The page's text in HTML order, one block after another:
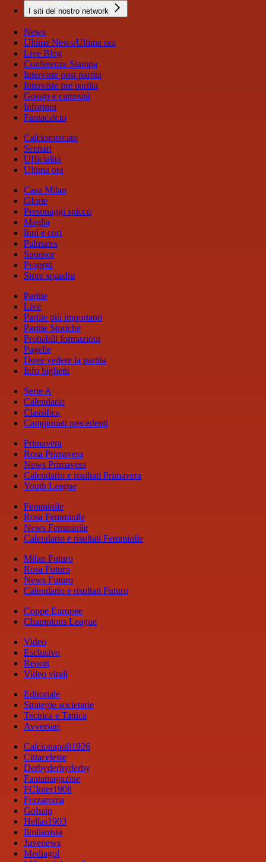
I siti del nostro network
News
Ultime News/Ultima ora
Live Blog
Conferenze Stampa
Interviste post partita
Interviste pre partita
Gossip e curiosità
Infortuni
Fantacalcio
Calciomercato
Scenari
Ufficialità
Ultima ora
Casa Milan
Glorie
Personaggi spicco
Maglia
Inni e cori
Palmares
Sponsor
Progetti
Store squadra
Partite
Live
Partite più importanti
Partite Storiche
Probabili formazioni
Pagelle
Dove vedere la partita
Info biglietti
Serie A
Calendario
Classifica
Campionati precedenti
Primavera
Rosa Primavera
News Primavera
Calendario e risultati Primavera
Youth League
Femminile
Rosa Femminile
News Femminile
Calendario e risultati Femminile
Milan Futuro
Rosa Futuro
News Futuro
Calendario e risultati Futuro
Coppe Europee
Champions League
Video
Esclusivo
Report
Video virali
Editoriale
Strategie societarie
Tecnica e Tattica
Avversari
Calcionapoli1926
Cittaceleste
Derbyderbyderby
Fantamagazine
FCInter1908
Forzaroma
Golssip
Hellas1903
Ilmilanista
Juvenews
Mediagol